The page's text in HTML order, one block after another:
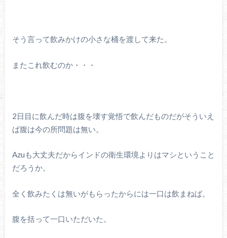
そう言って飲みかけの小さな桶を渡して来た。
またこれ飲むのか・・・
2日目に飲んだ時は腹を壊す覚悟で飲んだものだがそういえ
ば腹は今の所問題は無い。
Azuも大丈夫だからインドの衛生環境よりはマシということ
だろうか。
全く飲みたくは無いがもらったからには一口は飲まねば。
腹を括って一口いただいた。